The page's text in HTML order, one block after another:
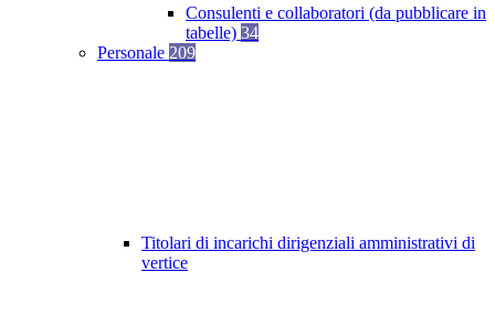
Consulenti e collaboratori (da pubblicare in
tabelle) 34
Personale 209
Titolari di incarichi dirigenziali amministrativi di
vertice